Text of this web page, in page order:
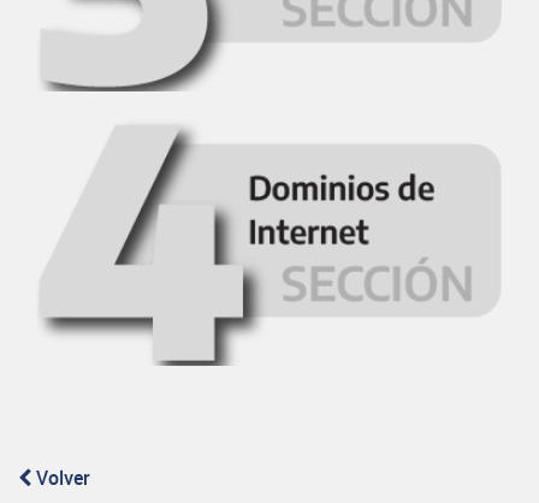
Volver